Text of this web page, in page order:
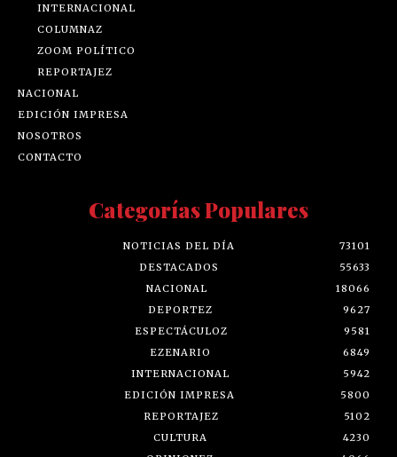
INTERNACIONAL
COLUMNAZ
ZOOM POLÍTICO
REPORTAJEZ
NACIONAL
EDICIÓN IMPRESA
NOSOTROS
CONTACTO
Categorías Populares
NOTICIAS DEL DÍA
73101
DESTACADOS
55633
NACIONAL
18066
DEPORTEZ
9627
ESPECTÁCULOZ
9581
EZENARIO
6849
INTERNACIONAL
5942
EDICIÓN IMPRESA
5800
REPORTAJEZ
5102
CULTURA
4230